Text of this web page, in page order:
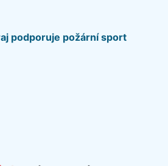
podporuje požární sport